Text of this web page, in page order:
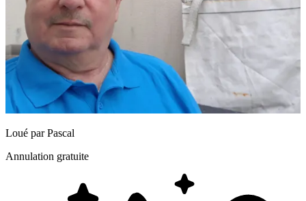
Loué parPascal
Annulation gratuite